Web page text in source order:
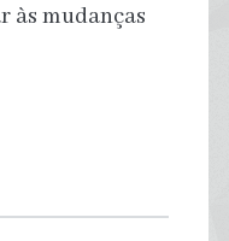
às mudanças